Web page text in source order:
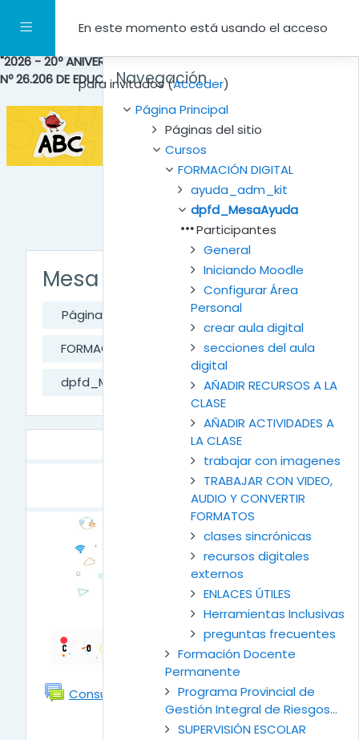
Panel lateralEn este momento está usando el acceso
para invitados (Acceder)
"2026 - 20º ANIVERSARIO DE LA SANCIÓN DE LA LEY NACIONAL
Nº 26.206 DE EDUCACIÓN PÚBLICA NACIONAL"
Mesa de Ayuda
Página Principal
Cursos
FORMACIÓN DIGITAL
dpfd_MesaAyuda
Diagrama de temas
GENERAL
Consultas acerca de MoodleForo
Salta Navegación
Navegación
Página Principal
Páginas del sitio
Cursos
FORMACIÓN DIGITAL
ayuda_adm_kit
dpfd_MesaAyuda
Participantes
General
Iniciando Moodle
Configurar Área
Personal
crear aula digital
secciones del aula
digital
AÑADIR RECURSOS A LA
CLASE
AÑADIR ACTIVIDADES A
LA CLASE
trabajar con imagenes
TRABAJAR CON VIDEO,
AUDIO Y CONVERTIR
FORMATOS
clases sincrónicas
recursos digitales
externos
ENLACES ÚTILES
Herramientas Inclusivas
preguntas frecuentes
Formación Docente
Permanente
Programa Provincial de
Gestión Integral de Riesgos...
SUPERVISIÓN ESCOLAR